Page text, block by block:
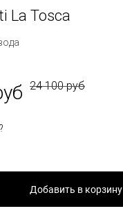
La Tosca
24 100 руб
Добавить в корзину